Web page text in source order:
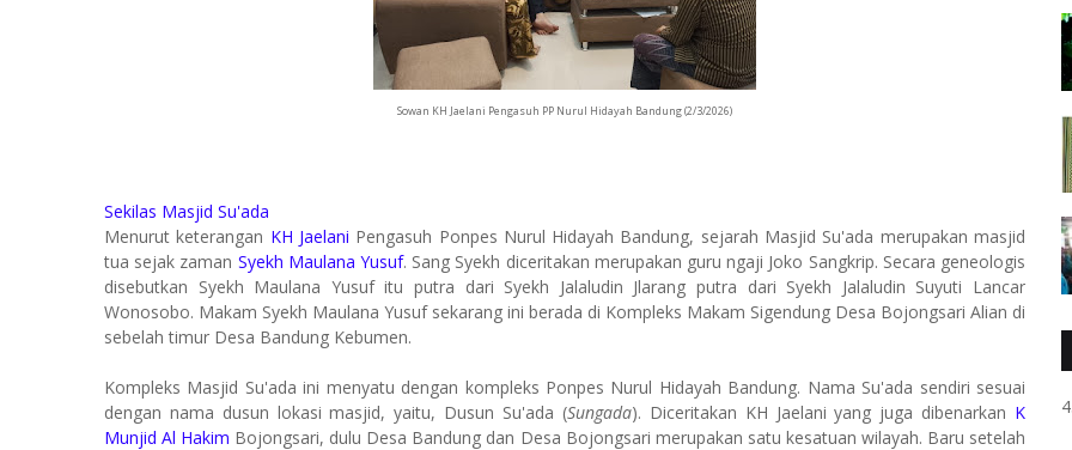
Sowan KH Jaelani Pengasuh PP Nurul Hidayah Bandung (2/3/2026)
Sekilas Masjid Su'ada
Menurut keterangan KH Jaelani Pengasuh Ponpes Nurul Hidayah Bandung, sejarah Masjid Su'ada merupakan masjid
tua sejak zaman Syekh Maulana Yusuf. Sang Syekh diceritakan merupakan guru ngaji Joko Sangkrip. Secara geneologis
disebutkan Syekh Maulana Yusuf itu putra dari Syekh Jalaludin Jlarang putra dari Syekh Jalaludin Suyuti Lancar
Wonosobo. Makam Syekh Maulana Yusuf sekarang ini berada di Kompleks Makam Sigendung Desa Bojongsari Alian di
sebelah timur Desa Bandung Kebumen.
Kompleks Masjid Su'ada ini menyatu dengan kompleks Ponpes Nurul Hidayah Bandung. Nama Su'ada sendiri sesuai
dengan nama dusun lokasi masjid, yaitu, Dusun Su'ada (Sungada). Diceritakan KH Jaelani yang juga dibenarkan K
Munjid Al Hakim Bojongsari, dulu Desa Bandung dan Desa Bojongsari merupakan satu kesatuan wilayah. Baru setelah